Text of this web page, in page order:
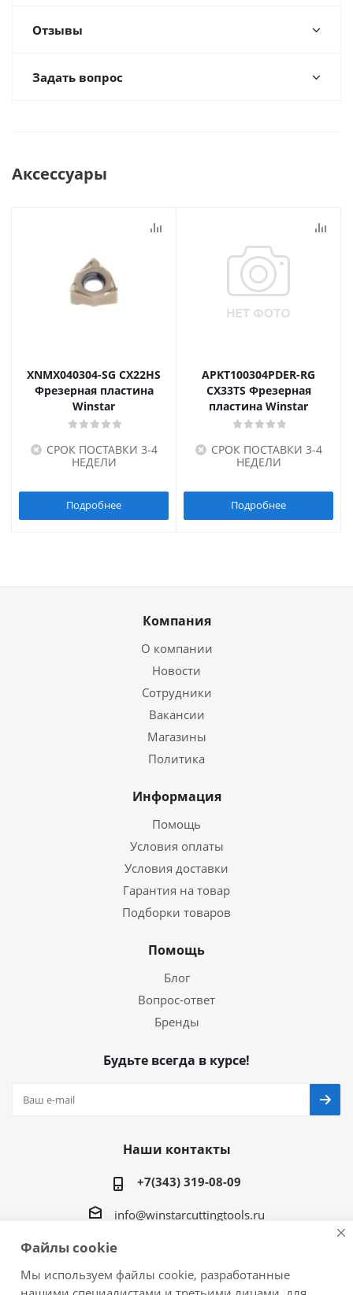
Отзывы
Задать вопрос
Аксессуары
XNMX040304-SG CX22HS
Фрезерная пластина
Winstar
СРОК ПОСТАВКИ 3-4
НЕДЕЛИ
Подробнее
APKT100304PDER-RG
CX33TS Фрезерная
пластина Winstar
СРОК ПОСТАВКИ 3-4
НЕДЕЛИ
Подробнее
Компания
О компании
Новости
Сотрудники
Вакансии
Магазины
Политика
Информация
Помощь
Условия оплаты
Условия доставки
Гарантия на товар
Подборки товаров
Помощь
Блог
Вопрос-ответ
Бренды
Будьте всегда в курсе!
Наши контакты
+7(343) 319-08-09
info@winstarcuttingtools.ru
г.Екатеринбург ул. Фурманова 109, офис 604
Файлы cookie
Мы используем файлы cookie, разработанные